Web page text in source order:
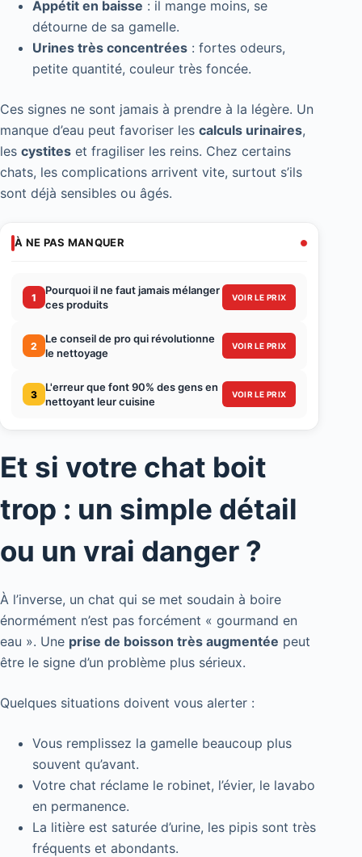
Appétit en baisse : il mange moins, se
détourne de sa gamelle.
Urines très concentrées : fortes odeurs,
petite quantité, couleur très foncée.
Ces signes ne sont jamais à prendre à la légère. Un
manque d’eau peut favoriser les calculs urinaires,
les cystites et fragiliser les reins. Chez certains
chats, les complications arrivent vite, surtout s’ils
sont déjà sensibles ou âgés.
À NE PAS MANQUER
1
Pourquoi il ne faut jamais mélanger
ces produits
VOIR LE PRIX
2
Le conseil de pro qui révolutionne
le nettoyage
VOIR LE PRIX
3
L'erreur que font 90% des gens en
nettoyant leur cuisine
VOIR LE PRIX
Et si votre chat boit
trop : un simple détail
ou un vrai danger ?
À l’inverse, un chat qui se met soudain à boire
énormément n’est pas forcément « gourmand en
eau ». Une prise de boisson très augmentée peut
être le signe d’un problème plus sérieux.
Quelques situations doivent vous alerter :
Vous remplissez la gamelle beaucoup plus
souvent qu’avant.
Votre chat réclame le robinet, l’évier, le lavabo
en permanence.
La litière est saturée d’urine, les pipis sont très
fréquents et abondants.